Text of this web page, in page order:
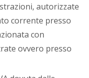
autorizzate
corrente presso
con
ovvero presso